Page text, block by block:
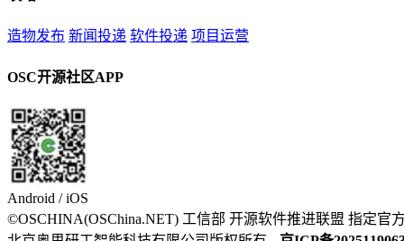
造物发布 新闻投递 软件投递 项目运营
OSC开源社区APP
Android / iOS
©OSCHINA(OSChina.NET) 工信部 开源软件推进联盟 指定官